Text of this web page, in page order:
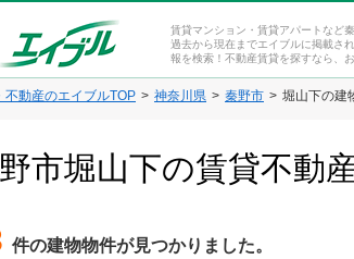
賃貸マンション・賃貸アパートなど
過去から現在までエイブルに掲載さ
報を検索！不動産賃貸を探すなら、
不動産のエイブルTOP 神奈川県 秦野市 堀山下の建
市堀山下の賃貸不動
件の建物物件が見つかりました。